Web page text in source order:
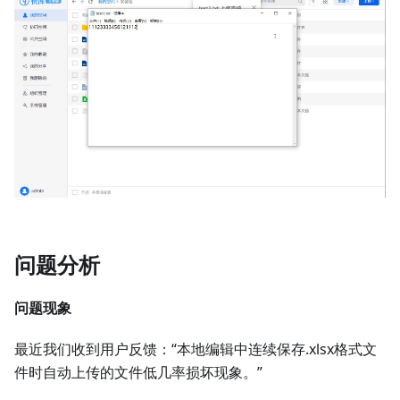
问题分析
问题现象
最近我们收到用户反馈：“本地编辑中连续保存.xlsx格式文
件时自动上传的文件低几率损坏现象。”